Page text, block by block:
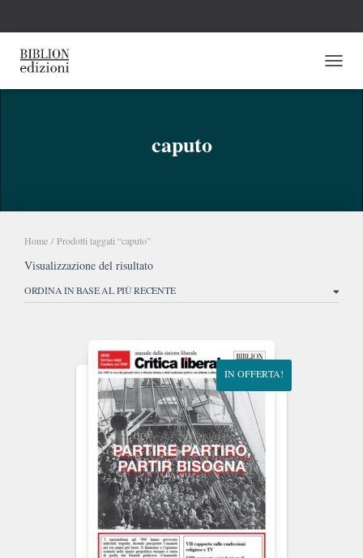
caputo
Home / Prodotti taggati “caputo”
Visualizzazione del risultato
IN OFFERTA!